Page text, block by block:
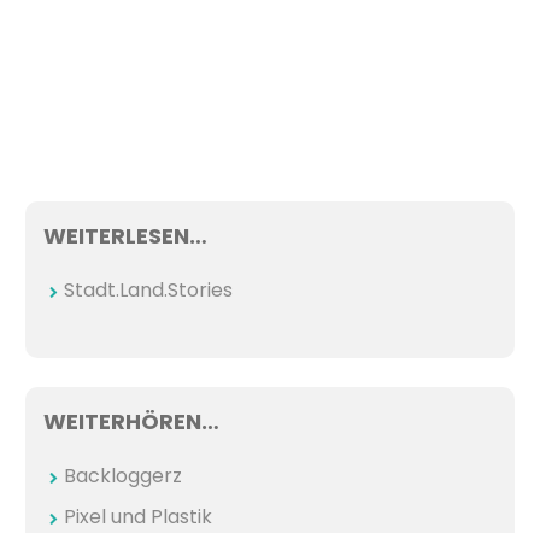
WEITERLESEN…
Stadt.Land.Stories
WEITERHÖREN…
Backloggerz
Pixel und Plastik